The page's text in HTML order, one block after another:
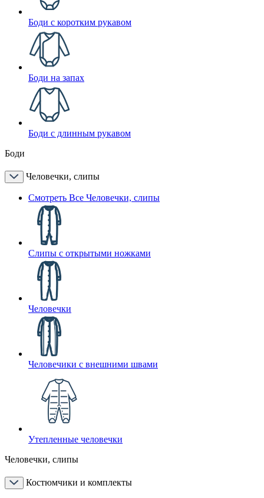
Боди с коротким рукавом
Боди на запах
Боди с длинным рукавом
Боди
Человечки, слипы
Смотреть Все Человечки, слипы
Слипы с открытыми ножками
Человечки
Человечики с внешними швами
Утепленные человечки
Человечки, слипы
Костюмчики и комплекты